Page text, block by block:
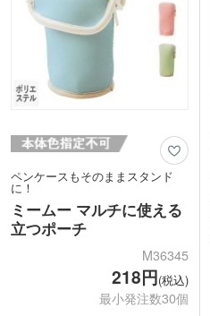
ペンケースもそのままスタンド
に！
ミームー マルチに使える
立つポーチ
M36345
218円(税込)
最小発注数30個